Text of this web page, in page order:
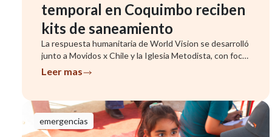
temporal en Coquimbo reciben
kits de saneamiento
La respuesta humanitaria de World Vision se desarrolló
junto a Movidos x Chile y la Iglesia Metodista, con foco
en famil...
Leer mas
emergencias